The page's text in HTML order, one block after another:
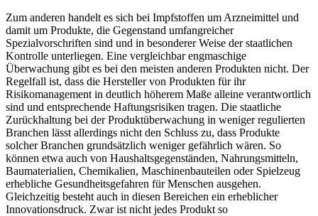
Zum anderen handelt es sich bei Impfstoffen um Arzneimittel und
damit um Produkte, die Gegenstand umfangreicher
Spezialvorschriften sind und in besonderer Weise der staatlichen
Kontrolle unterliegen. Eine vergleichbar engmaschige
Überwachung gibt es bei den meisten anderen Produkten nicht. Der
Regelfall ist, dass die Hersteller von Produkten für ihr
Risikomanagement in deutlich höherem Maße alleine verantwortlich
sind und entsprechende Haftungsrisiken tragen. Die staatliche
Zurückhaltung bei der Produktüberwachung in weniger regulierten
Branchen lässt allerdings nicht den Schluss zu, dass Produkte
solcher Branchen grundsätzlich weniger gefährlich wären. So
können etwa auch von Haushaltsgegenständen, Nahrungsmitteln,
Baumaterialien, Chemikalien, Maschinenbauteilen oder Spielzeug
erhebliche Gesundheitsgefahren für Menschen ausgehen.
Gleichzeitig besteht auch in diesen Bereichen ein erheblicher
Innovationsdruck. Zwar ist nicht jedes Produkt so